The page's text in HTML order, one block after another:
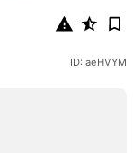
ID: aeHVYM